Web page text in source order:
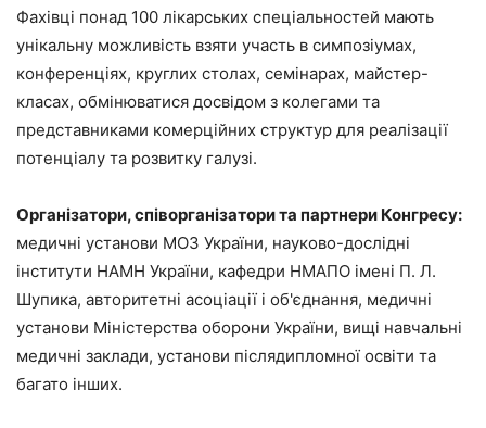
Фахівці понад 100 лікарських спеціальностей мають
унікальну можливість взяти участь в симпозіумах,
конференціях, круглих столах, семінарах, майстер-
класах, обмінюватися досвідом з колегами та
представниками комерційних структур для реалізації
потенціалу та розвитку галузі.
Організатори, співорганізатори та партнери Конгресу:
медичні установи МОЗ України, науково-дослідні
інститути НАМН України, кафедри НМАПО імені П. Л.
Шупика, авторитетні асоціації і об'єднання, медичні
установи Міністерства оборони України, вищі навчальні
медичні заклади, установи післядипломної освіти та
багато інших.